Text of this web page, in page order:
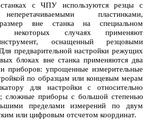
с ЧПУ используются резцы с
пластинками,
вне станка на специальном
некоторых случаях применяют
оснащенный резцовыми
предварительной настройки режущих
блоках вне станка применяются два
приборов: упрощенные измерительные
по образцам или концевым мерам
для настройки с относительно
сложные приборы с большой степенью
пределами измерений по двум
или цифровым отсчетом координат.